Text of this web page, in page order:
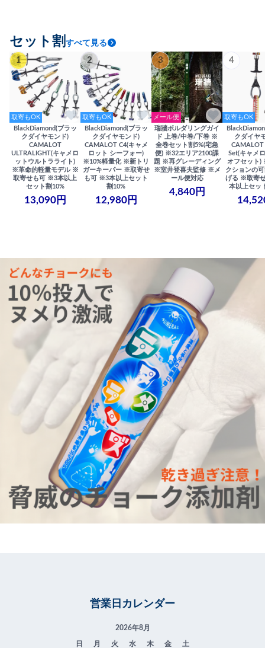
セット割 すべて見る
1
取寄もOK
BlackDiamond(ブラッ
クダイヤモンド)
CAMALOT
ULTRALIGHT(キャメロ
ットウルトラライト)
※革命的軽量モデル ※
取寄せも可 ※3本以上
セット割10%
13,090円
2
取寄もOK
BlackDiamond(ブラッ
クダイヤモンド)
CAMALOT C4(キャメ
ロット シーフォー)
※10%軽量化 ※新トリ
ガーキーパー ※取寄せ
も可 ※3本以上セット
割10%
12,980円
3
メール便
瑞牆ボルダリングガイ
ド 上巻/中巻/下巻 ※
全巻セット割5%(宅急
便) ※32エリア2100課
題 ※再グレーディング
※室井登喜夫監修 ※メ
ール便対応
4,840円
4
取寄もOK
クダイヤ
Set(キャメ
オフセット)
クションの
げる ※取寄
本以上セッ
営業日カレンダー
2026年8月
日 月 火 水 木 金 土